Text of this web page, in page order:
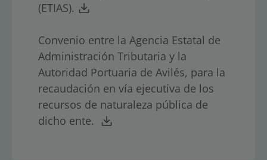
(ETIAS).
Convenio entre la Agencia Estatal de
Administración Tributaria y la
Autoridad Portuaria de Avilés, para la
recaudación en vía ejecutiva de los
recursos de naturaleza pública de
dicho ente.